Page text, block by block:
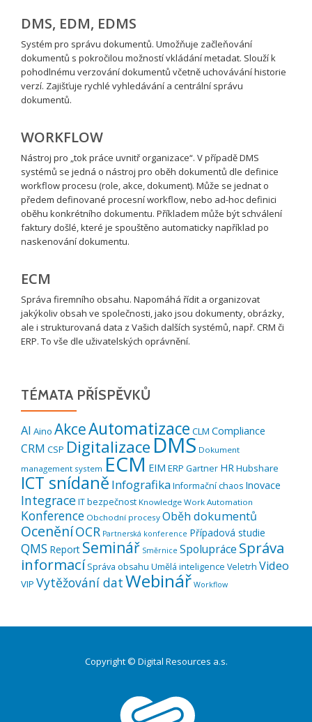
DMS, EDM, EDMS
Systém pro správu dokumentů. Umožňuje začleňování
dokumentů s pokročilou možností vkládání metadat. Slouží k
pohodlnému verzování dokumentů včetně uchovávání historie
verzí. Zajišťuje rychlé vyhledávání a centrální správu
dokumentů.
WORKFLOW
Nástroj pro „tok práce uvnitř organizace“. V případě DMS
systémů se jedná o nástroj pro oběh dokumentů dle definice
workflow procesu (role, akce, dokument). Může se jednat o
předem definované procesní workflow, nebo ad-hoc definici
oběhu konkrétního dokumentu. Příkladem může být schválení
faktury došlé, které je spouštěno automaticky například po
naskenování dokumentu.
ECM
Správa firemního obsahu. Napomáhá řídit a organizovat
jakýkoliv obsah ve společnosti, jako jsou dokumenty, obrázky,
ale i strukturovaná data z Vašich dalších systémů, např. CRM či
ERP. To vše dle uživatelských oprávnění.
TÉMATA PŘÍSPĚVKŮ
AI Aino AkceAutomatizace CLM Compliance
CRM CSP Digitalizace DMS Dokument
management system ECM EIM ERP Gartner HR Hubshare
ICT snídaně InfografikaInformační chaos Inovace
IntegraceIT bezpečnost Knowledge Work Automation
Konference Obchodní procesy Oběh dokumentů
OceněníOCR Partnerská konference Případová studie
QMS Report Seminář Směrnice Spolupráce Správa
informací Správa obsahu Umělá inteligence Veletrh Video
VIP Vytěžování datWebinář Workflow
Copyright © Digital Resources a.s.